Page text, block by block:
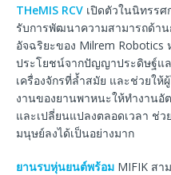
THeMIS RCV เปิดตัวในนิทรรศ
รับการพัฒนาความสามารถด้า
อัจฉริยะของ Milrem Robotics
ประโยชน์จากปัญญาประดิษฐ์แ
เครื่องจักรที่ล้ำสมัย และช่วยใ
งานของยานพาหนะให้ทำงาน
และเปลี่ยนแปลงตลอดเวลา ช่
มนุษย์ลงได้เป็นอย่างมาก
ยานรบหุ่นยนต์พร้อม MIFIK สา